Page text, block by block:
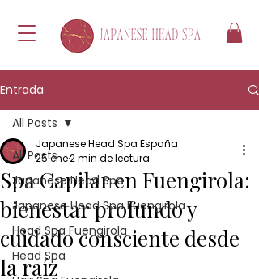
Entrada
All Posts
Japanese Head Spa
Japanese Head Spa Fuengirola
Head Spa Fuengirola
Head Spa
All Posts
Spa Capilar en Fuengirola:
bienestar profundo y
cuidado consciente desde
la raíz
Japanese Head Spa España
25 ene2 min de lectura